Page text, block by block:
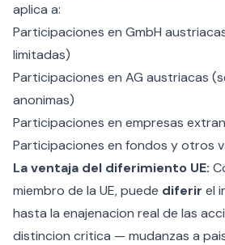
aplica a:
Participaciones en GmbH
limitadas)
Participaciones en AG austriacas
anonimas)
Participaciones en empresas
Participaciones en fondos y otros
La ventaja del diferimiento UE:
miembro de la UE, puede diferir el
hasta la enajenacion real de las
distincion critica — mudanzas a